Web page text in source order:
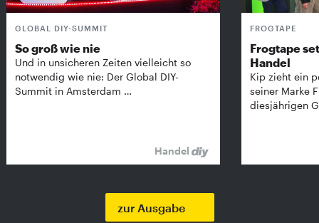
GLOBAL DIY-SUMMIT
So groß wie nie
Und in unsicheren Zeiten vielleicht so
notwendig wie nie: Der Global DIY-
Summit in Amsterdam …
Handel
FROGTAPE
Frogtape
Handel
Kip zieht ein
seiner Marke
diesjährigen
zur Ausgabe